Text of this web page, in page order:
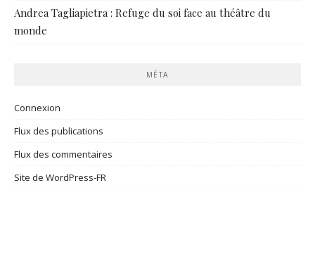
Andrea Tagliapietra : Refuge du soi face au théâtre du
monde
MÉTA
Connexion
Flux des publications
Flux des commentaires
Site de WordPress-FR